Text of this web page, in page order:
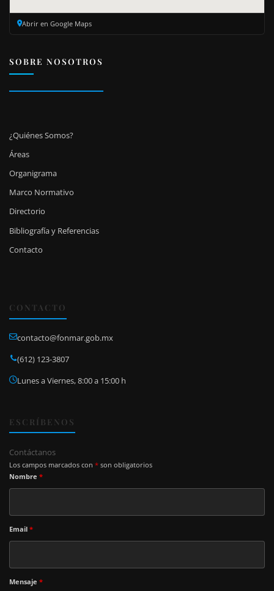
Abrir en Google Maps
SOBRE NOSOTROS
¿Quiénes Somos?
Áreas
Organigrama
Marco Normativo
Directorio
Bibliografía y Referencias
Contacto
CONTACTO
contacto@fonmar.gob.mx
(612) 123-3807
Lunes a Viernes, 8:00 a 15:00 h
ESCRÍBENOS
Contáctanos
Los campos marcados con * son obligatorios
Nombre *
Email *
Mensaje *